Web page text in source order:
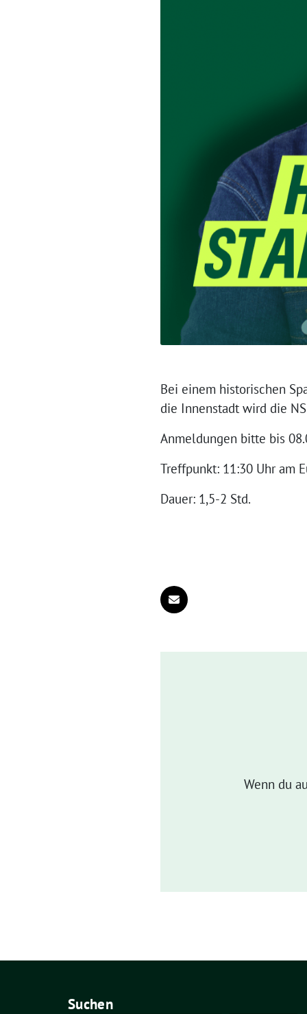
Bei einem historischen
die Innenstadt wird die
Anmeldungen bitte bis
Treffpunkt: 11:30 Uhr am
Dauer: 1,5-2 Std.
Wenn du
Suchen